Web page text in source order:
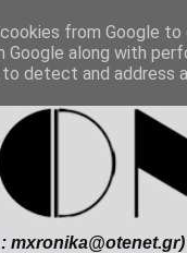
from Google
Google along with
detect and address